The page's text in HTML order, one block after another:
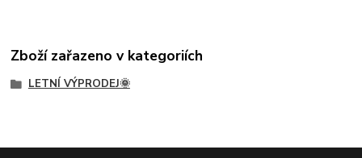
Zboží zařazeno v kategoriích
LETNÍ VÝPRODEJ🌞